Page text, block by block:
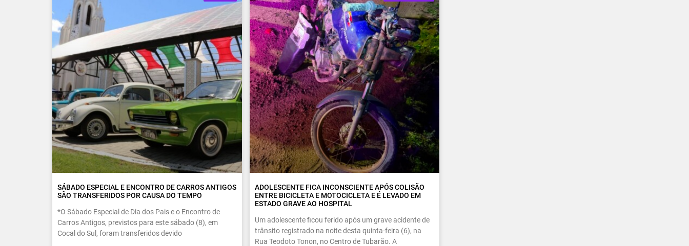
SÁBADO ESPECIAL E ENCONTRO DE CARROS ANTIGOS
SÃO TRANSFERIDOS POR CAUSA DO TEMPO
*O Sábado Especial de Dia dos Pais e o Encontro de
Carros Antigos, previstos para este sábado (8), em
Cocal do Sul, foram transferidos devido
ADOLESCENTE FICA INCONSCIENTE APÓS COLISÃO
ENTRE BICICLETA E MOTOCICLETA E É LEVADO EM
ESTADO GRAVE AO HOSPITAL
Um adolescente ficou ferido após um grave acidente de
trânsito registrado na noite desta quinta-feira (6), na
Rua Teodoto Tonon, no Centro de Tubarão. A